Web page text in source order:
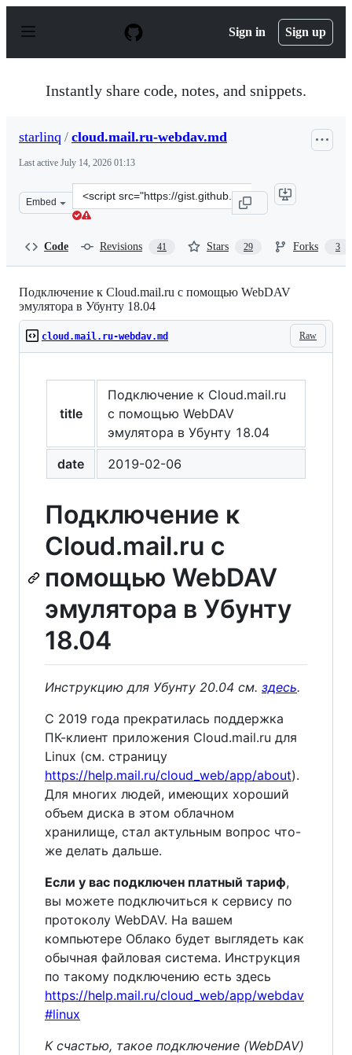
p
Sign in Sign up
Instantly share code, notes, and snippets.
starlinq / cloud.mail.ru-webdav.md
Last active July 14, 2026 01:13
Embed
Clone
this
Code Revisions 41 Stars 29 Forks 3
Подключение к Cloud.mail.ru с помощью WebDAV
эмулятора в Убунту 18.04
Raw
cloud.mail.ru-webdav.md
title
Подключение к Cloud.mail.ru
с помощью WebDAV
эмулятора в Убунту 18.04
date
2019-02-06
Подключение к
Cloud.mail.ru с
помощью WebDAV
эмулятора в Убунту
18.04
Инструкцию для Убунту 20.04 см. здесь.
С 2019 года прекратилась поддержка
ПК-клиент приложения Cloud.mail.ru для
Linux (см. страницу
https://help.mail.ru/cloud_web/app/about).
Для многих людей, имеющих хороший
объем диска в этом облачном
хранилище, стал актульным вопрос что-
же делать дальше.
Если у вас подключен платный тариф,
вы можете подключиться к сервису по
протоколу WebDAV. На вашем
компьютере Облако будет выглядеть как
обычная файловая система. Инструкция
по такому подключению есть здесь
https://help.mail.ru/cloud_web/app/webdav
#linux
К счастью, такое подключение (WebDAV)